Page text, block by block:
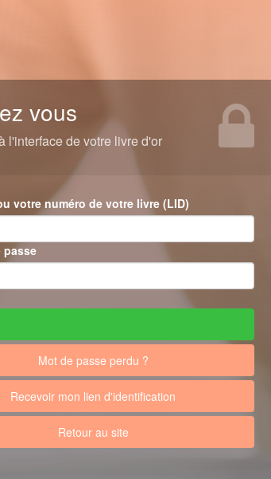
vous
l'interface de votre livre d'or
votre numéro de votre livre (LID)
passe
Mot de passe perdu ?
Recevoir mon lien d'identification
Retour au site